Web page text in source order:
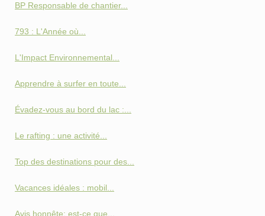
BP Responsable de chantier...
793 : L'Année où...
L'Impact Environnemental...
Apprendre à surfer en toute...
Évadez-vous au bord du lac :...
Le rafting : une activité...
Top des destinations pour des...
Vacances idéales : mobil...
Avis honnête: est-ce que...